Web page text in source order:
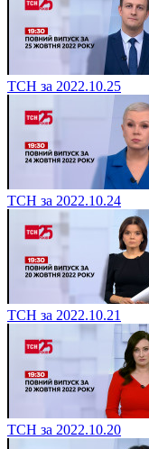
ТСН за 2022.10.25
ТСН за 2022.10.24
ТСН за 2022.10.21
ТСН за 2022.10.20